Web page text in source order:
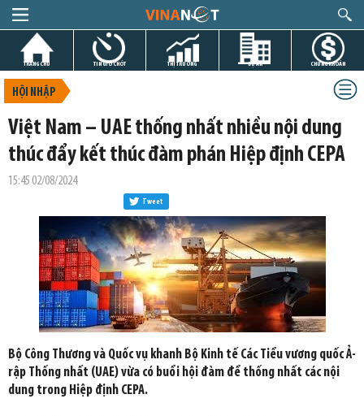
TRANG CHỦ TIN GIỜ CHÓT THỊ TRƯỜNG DỰ ÁN CHỨNG KHOÁN
HỘI NHẬP
Việt Nam – UAE thống nhất nhiều nội dung
thúc đẩy kết thúc đàm phán Hiệp định CEPA
15:45 02/08/2024
Tweet
Bộ Công Thương và Quốc vụ khanh Bộ Kinh tế Các Tiểu vương quốc Ả-
rập Thống nhất (UAE) vừa có buổi hội đàm để thống nhất các nội
dung trong Hiệp định CEPA.